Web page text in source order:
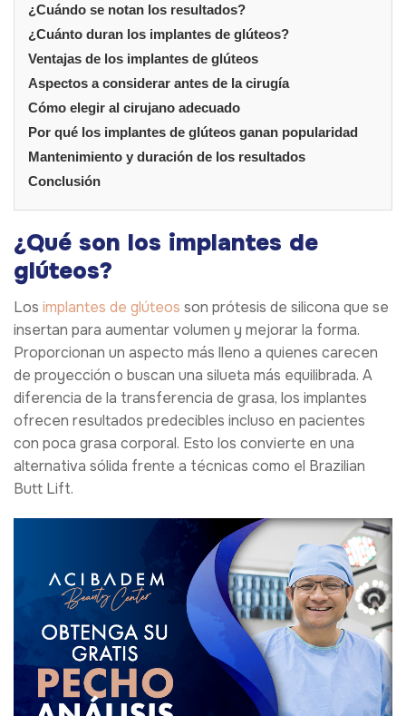
¿Cuándo se notan los resultados?
¿Cuánto duran los implantes de glúteos?
Ventajas de los implantes de glúteos
Aspectos a considerar antes de la cirugía
Cómo elegir al cirujano adecuado
Por qué los implantes de glúteos ganan popularidad
Mantenimiento y duración de los resultados
Conclusión
¿Qué son los implantes de
glúteos?
Los implantes de glúteos son prótesis de silicona que se
insertan para aumentar volumen y mejorar la forma.
Proporcionan un aspecto más lleno a quienes carecen
de proyección o buscan una silueta más equilibrada. A
diferencia de la transferencia de grasa, los implantes
ofrecen resultados predecibles incluso en pacientes
con poca grasa corporal. Esto los convierte en una
alternativa sólida frente a técnicas como el Brazilian
Butt Lift.